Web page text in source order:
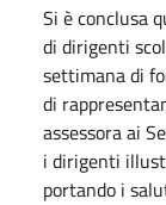
Si è conclusa
di dirigenti
settimana di
di
assessora ai
i dirigenti
portando i